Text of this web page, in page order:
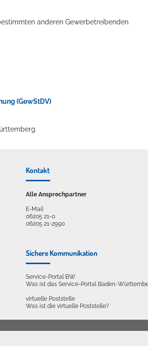
anderen Gewerbetreibenden
(GewStDV)
Kontakt
Alle Ansprechpartner
E-Mail
06205 21-0
06205 21-2990
Sichere Kommunikation
Service-Portal BW
Was ist das Service-Portal Baden-
virtuelle Poststelle
Was ist die virtuelle Poststelle?